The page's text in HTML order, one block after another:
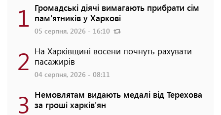
1 Громадські діячі вимагають прибрати сім
пам'ятників у Харкові
05 серпня, 2026 - 16:10
2 На Харківщині восени почнуть рахувати
пасажирів
04 серпня, 2026 - 08:11
3 Немовлятам видають медалі від Терехова
за гроші харків'ян